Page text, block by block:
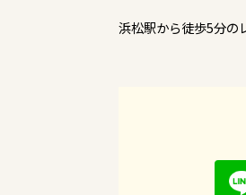
浜松駅から徒歩5分